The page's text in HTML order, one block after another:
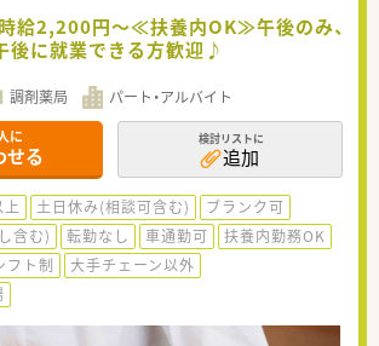
時給2,200円～≪扶養内OK≫午後のみ、
後に就業できる方歓迎♪
調剤薬局 パート・アルバイト
に
せる
検討リストに
追加
土日休み(相談可含む)
ブランク可
含む)
転勤なし 車通勤可
扶養内勤務OK
フト制
大手チェーン以外